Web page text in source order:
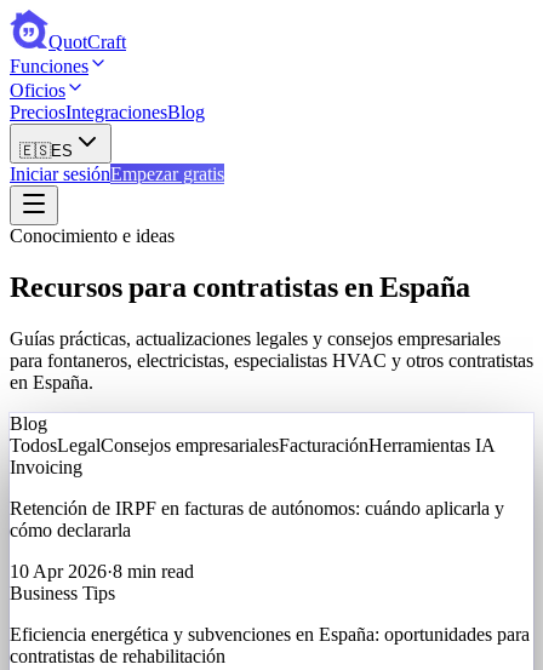
QuotCraft
Funciones
Oficios
PreciosIntegracionesBlog
🇪🇸ES
Iniciar sesiónEmpezar gratis
Conocimiento e ideas
Recursos para contratistas en España
Guías prácticas, actualizaciones legales y consejos empresariales
para fontaneros, electricistas, especialistas HVAC y otros contratistas
en España.
Blog
TodosLegalConsejos empresarialesFacturaciónHerramientas IA
Invoicing
Retención de IRPF en facturas de autónomos: cuándo aplicarla y
cómo declararla
10 Apr 2026·8 min read
Business Tips
Eficiencia energética y subvenciones en España: oportunidades para
contratistas de rehabilitación